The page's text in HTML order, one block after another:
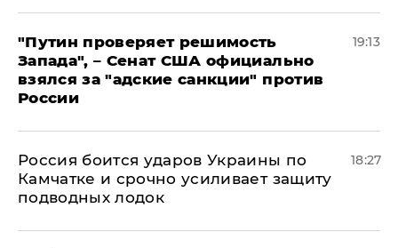
"Путин проверяет решимость
Запада", – Сенат США официально
взялся за "адские санкции" против
России
19:13
Россия боится ударов Украины по
Камчатке и срочно усиливает защиту
подводных лодок
18:27